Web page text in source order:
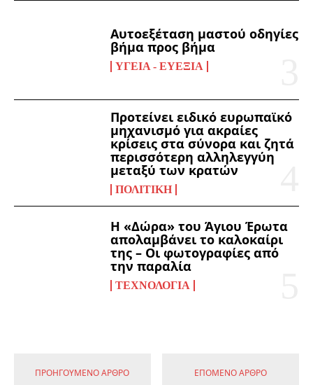
Αυτοεξέταση μαστού οδηγίες
βήμα προς βήμα
ΥΓΕΊΑ - ΕΥΕΞΊΑ
Προτείνει ειδικό ευρωπαϊκό
μηχανισμό για ακραίες
κρίσεις στα σύνορα και ζητά
περισσότερη αλληλεγγύη
μεταξύ των κρατών
ΠΟΛΙΤΙΚΉ
Η «Δώρα» του Άγιου Έρωτα
απολαμβάνει το καλοκαίρι
της – Οι φωτογραφίες από
την παραλία
ΤΕΧΝΟΛΟΓΊΑ
ΠΡΟΗΓΟΎΜΕΝΟ ΆΡΘΡΟ ΕΠΌΜΕΝΟ ΆΡΘΡΟ